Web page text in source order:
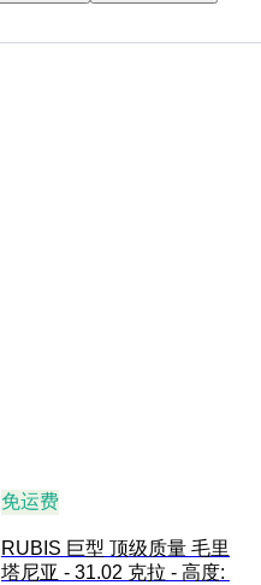
免运费
RUBIS 巨型 顶级质量 毛里
塔尼亚 - 31.02 克拉 - 高度: